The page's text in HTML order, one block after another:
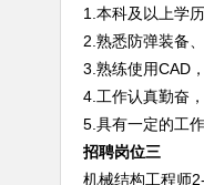
1. 本科及以上学
2.熟悉防弹装备
3.熟练使用CAD
4.工作认真勤奋
5.具有一定的工作
招聘岗位三
机械结构工程师